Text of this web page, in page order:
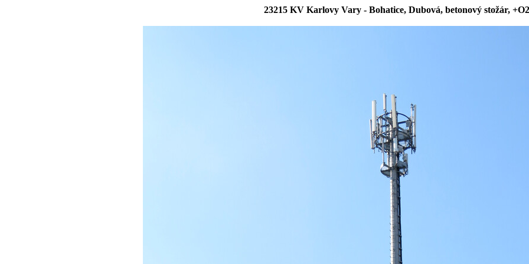
23215 KV Karlovy Vary - Bohatice, Dubová, betonový stožár, +O2